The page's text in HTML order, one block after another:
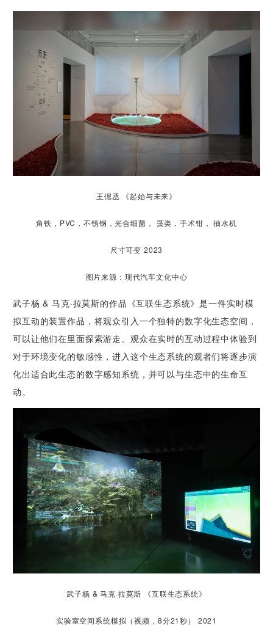
王偲丞 《起始与未来》
角铁，PVC，不锈钢，光合细菌， 藻类，手术钳， 抽水机
尺寸可变 2023
图片来源：现代汽车文化中心
武子杨 & 马克·拉莫斯的作品《互联生态系统》是一件实时模
拟互动的装置作品，将观众引入一个独特的数字化生态空间，
可以让他们在里面探索游走。观众在实时的互动过程中体验到
对于环境变化的敏感性，进入这个生态系统的观者们将逐步演
化出适合此生态的数字感知系统，并可以与生态中的生命互
动。
武子杨 & 马克·拉莫斯 《互联生态系统》
实验室空间系统模拟（视频，8分21秒） 2021